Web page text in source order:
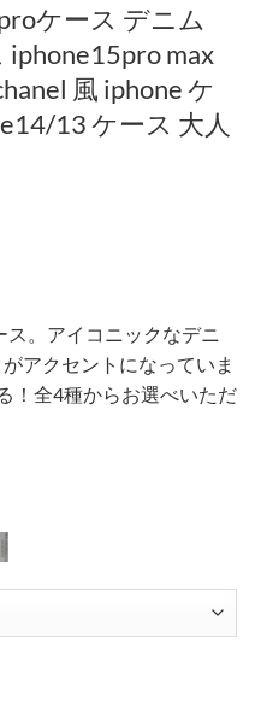
ケース デニム
max
風 iphone ケ
13 ケース 大人
ス。アイコニックなデニ
アクセントになっていま
！全4種からお選べいただ